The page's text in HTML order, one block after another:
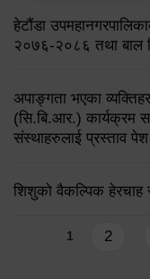
हेटौंडा
२०७६-२०८६ तथा बाल
अपाङ्गता भएका
(सि.बि.आर.) कार्यक्रम
संस्थाहरुलाई प्रस्ताव
शिशुको वैकल्पिक हेरचाह
Pages
1 2